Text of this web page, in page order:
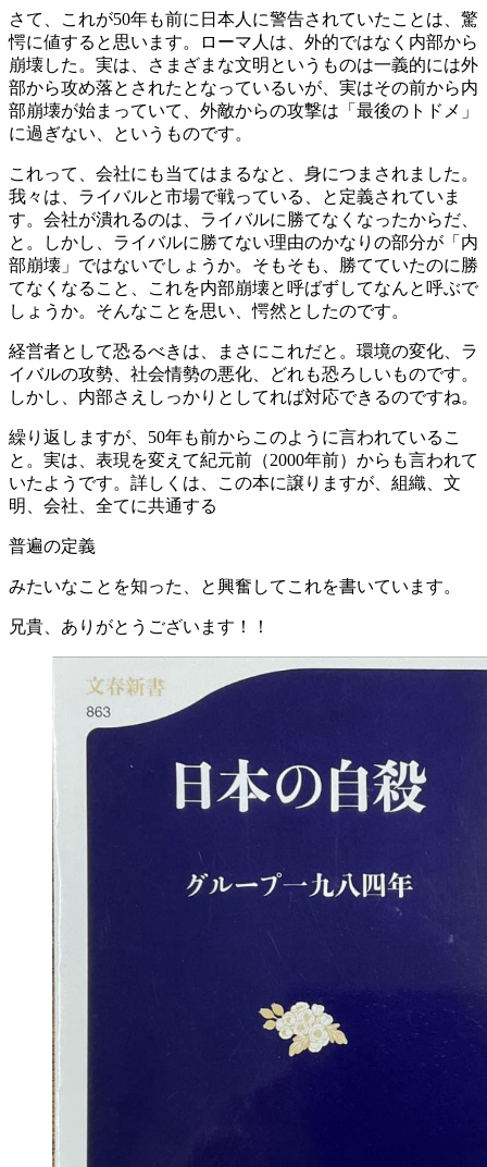
さて、これが50年も前に日本人に警告されていたことは、驚
愕に値すると思います。ローマ人は、外的ではなく内部から
崩壊した。実は、さまざまな文明というものは一義的には外
部から攻め落とされたとなっているいが、実はその前から内
部崩壊が始まっていて、外敵からの攻撃は「最後のトドメ」
に過ぎない、というものです。
これって、会社にも当てはまるなと、身につまされました。
我々は、ライバルと市場で戦っている、と定義されていま
す。会社が潰れるのは、ライバルに勝てなくなったからだ、
と。しかし、ライバルに勝てない理由のかなりの部分が「内
部崩壊」ではないでしょうか。そもそも、勝てていたのに勝
てなくなること、これを内部崩壊と呼ばずしてなんと呼ぶで
しょうか。そんなことを思い、愕然としたのです。
経営者として恐るべきは、まさにこれだと。環境の変化、ラ
イバルの攻勢、社会情勢の悪化、どれも恐ろしいものです。
しかし、内部さえしっかりとしてれば対応できるのですね。
繰り返しますが、50年も前からこのように言われているこ
と。実は、表現を変えて紀元前（2000年前）からも言われて
いたようです。詳しくは、この本に譲りますが、組織、文
明、会社、全てに共通する
普遍の定義
みたいなことを知った、と興奮してこれを書いています。
兄貴、ありがとうございます！！